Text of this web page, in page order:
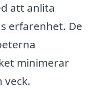
att anlita
erfarenhet. De
minimerar
veck.